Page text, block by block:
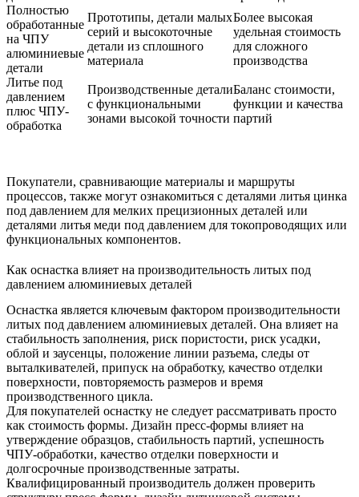
Полностью
обработанные
на ЧПУ
алюминиевые
детали
Прототипы, детали малых
серий и высокоточные
детали из сплошного
материала
Более высокая
удельная стоимость
для сложного
производства
Литье под
давлением
плюс ЧПУ-
обработка
Производственные детали
с функциональными
зонами высокой точности
Баланс стоимости,
функции и качества
партий
Покупатели, сравнивающие материалы и маршруты
процессов, также могут ознакомиться с деталями литья цинка
под давлением для мелких прецизионных деталей или
деталями литья меди под давлением для токопроводящих или
функциональных компонентов.
Как оснастка влияет на производительность литых под
давлением алюминиевых деталей
Оснастка является ключевым фактором производительности
литых под давлением алюминиевых деталей. Она влияет на
стабильность заполнения, риск пористости, риск усадки,
облой и заусенцы, положение линии разъема, следы от
выталкивателей, припуск на обработку, качество отделки
поверхности, повторяемость размеров и время
производственного цикла.
Для покупателей оснастку не следует рассматривать просто
как стоимость формы. Дизайн пресс-формы влияет на
утверждение образцов, стабильность партий, успешность
ЧПУ-обработки, качество отделки поверхности и
долгосрочные производственные затраты.
Квалифицированный производитель должен проверить